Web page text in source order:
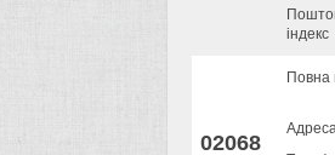
індекс
02068
Повна